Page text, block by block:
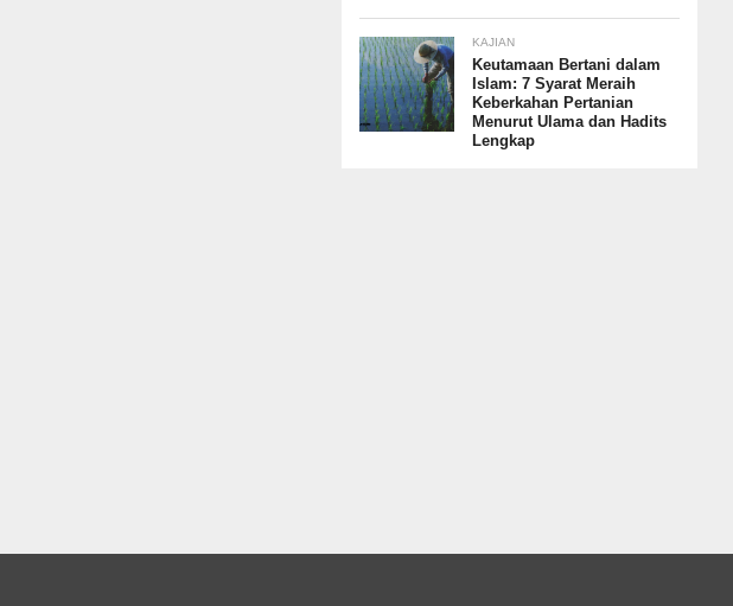
KAJIAN
Keutamaan Bertani dalam
Islam: 7 Syarat Meraih
Keberkahan Pertanian
Menurut Ulama dan Hadits
Lengkap